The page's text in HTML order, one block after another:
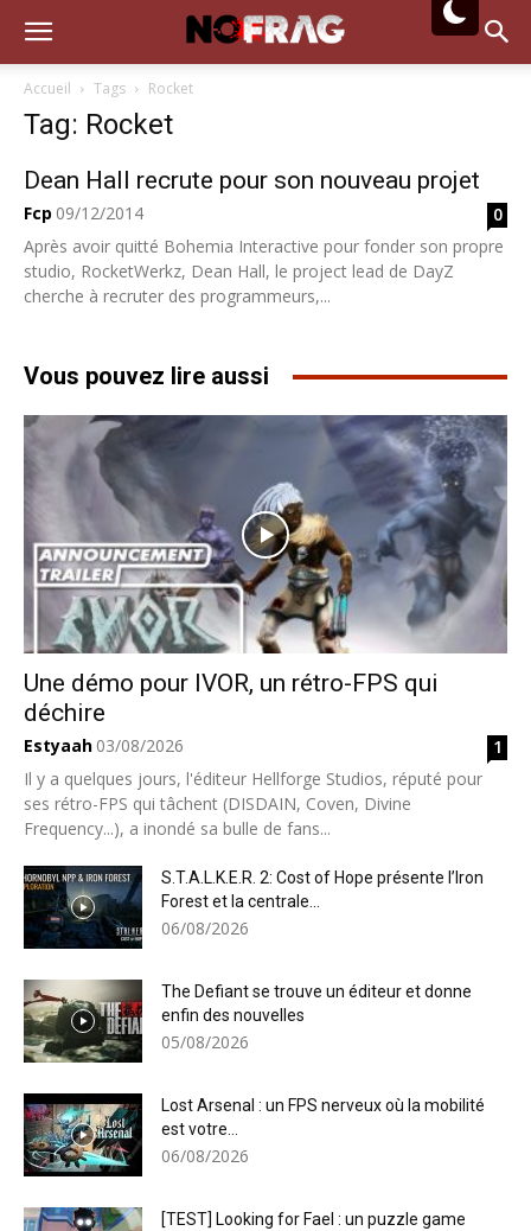
Accueil Tags Rocket
Tag: Rocket
Dean Hall recrute pour son nouveau projet
Fcp 09/12/2014
0
Après avoir quitté Bohemia Interactive pour fonder son propre
studio, RocketWerkz, Dean Hall, le project lead de DayZ
cherche à recruter des programmeurs,...
Vous pouvez lire aussi
Une démo pour IVOR, un rétro-FPS qui
déchire
Estyaah 03/08/2026
1
Il y a quelques jours, l'éditeur Hellforge Studios, réputé pour
ses rétro-FPS qui tâchent (DISDAIN, Coven, Divine
Frequency...), a inondé sa bulle de fans...
S.T.A.L.K.E.R. 2: Cost of Hope présente l’Iron
Forest et la centrale...
06/08/2026
The Defiant se trouve un éditeur et donne
enfin des nouvelles
05/08/2026
Lost Arsenal : un FPS nerveux où la mobilité
est votre...
06/08/2026
[TEST] Looking for Fael : un puzzle game